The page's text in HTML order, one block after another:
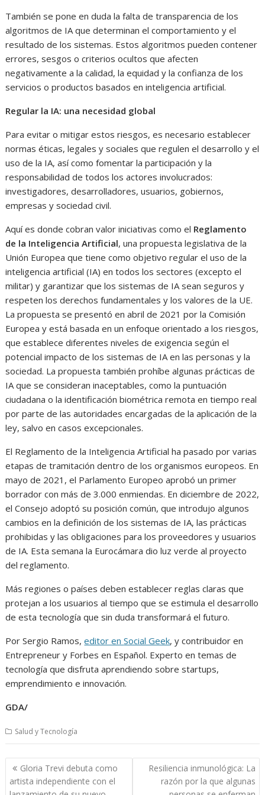
También se pone en duda la falta de transparencia de los
algoritmos de IA que determinan el comportamiento y el
resultado de los sistemas. Estos algoritmos pueden contener
errores, sesgos o criterios ocultos que afecten
negativamente a la calidad, la equidad y la confianza de los
servicios o productos basados en inteligencia artificial.
Regular la IA: una necesidad global
Para evitar o mitigar estos riesgos, es necesario establecer
normas éticas, legales y sociales que regulen el desarrollo y el
uso de la IA, así como fomentar la participación y la
responsabilidad de todos los actores involucrados:
investigadores, desarrolladores, usuarios, gobiernos,
empresas y sociedad civil.
Aquí es donde cobran valor iniciativas como el Reglamento
de la Inteligencia Artificial, una propuesta legislativa de la
Unión Europea que tiene como objetivo regular el uso de la
inteligencia artificial (IA) en todos los sectores (excepto el
militar) y garantizar que los sistemas de IA sean seguros y
respeten los derechos fundamentales y los valores de la UE.
La propuesta se presentó en abril de 2021 por la Comisión
Europea y está basada en un enfoque orientado a los riesgos,
que establece diferentes niveles de exigencia según el
potencial impacto de los sistemas de IA en las personas y la
sociedad. La propuesta también prohíbe algunas prácticas de
IA que se consideran inaceptables, como la puntuación
ciudadana o la identificación biométrica remota en tiempo real
por parte de las autoridades encargadas de la aplicación de la
ley, salvo en casos excepcionales.
El Reglamento de la Inteligencia Artificial ha pasado por varias
etapas de tramitación dentro de los organismos europeos. En
mayo de 2021, el Parlamento Europeo aprobó un primer
borrador con más de 3.000 enmiendas. En diciembre de 2022,
el Consejo adoptó su posición común, que introdujo algunos
cambios en la definición de los sistemas de IA, las prácticas
prohibidas y las obligaciones para los proveedores y usuarios
de IA. Esta semana la Eurocámara dio luz verde al proyecto
del reglamento.
Más regiones o países deben establecer reglas claras que
protejan a los usuarios al tiempo que se estimula el desarrollo
de esta tecnología que sin duda transformará el futuro.
Por Sergio Ramos,editor enSocial Geek, y contribuidor en
Entrepreneur y Forbes en Español. Experto en temas de
tecnología que disfruta aprendiendo sobre startups,
emprendimiento e innovación.
GDA/
Salud y Tecnología
Navegación
de
Gloria Trevi debuta como
artista independiente con el
Resiliencia inmunológica: La
razón por la que algunas